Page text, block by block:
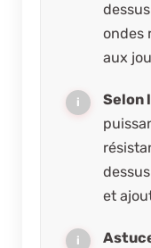
ondes
aux
Selon
et